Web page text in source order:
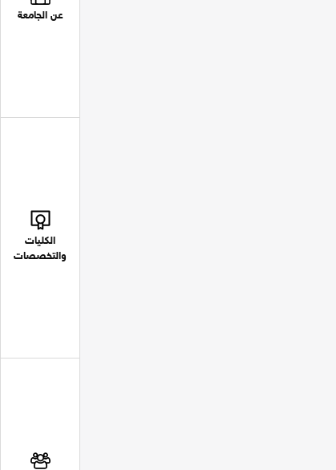
عن الجامعة
الكليات
والتخصصات